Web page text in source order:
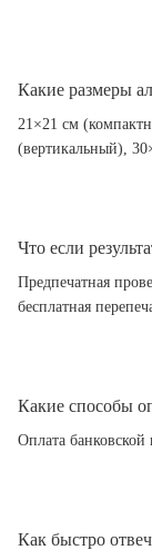
Какие размеры
21×21 см
(вертикальный),
Что если
Предпечатная
бесплатная
Какие способы
Оплата
Как быстро